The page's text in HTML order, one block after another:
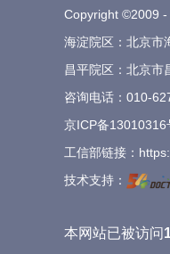
Copyright ©2009
海淀院区：北京市
昌平院区：北京市
咨询电话： 010-
京ICP备13010316
工信部链接：
技术支持：
本网站已被访问